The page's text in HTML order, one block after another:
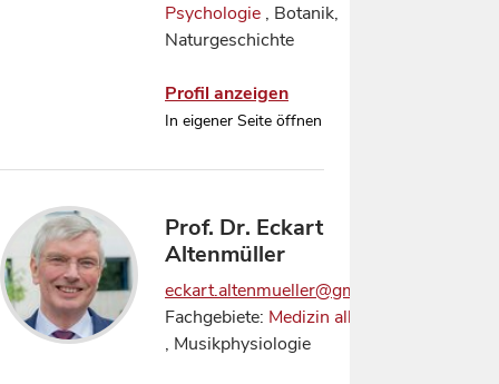
Psychologie , Botanik,
Naturgeschichte
Profil anzeigen
In eigener Seite öffnen
Prof. Dr. Eckart
Altenmüller
eckart.altenmueller@gmail.com
Fachgebiete: Medizin allgemein
, Musikphysiologie